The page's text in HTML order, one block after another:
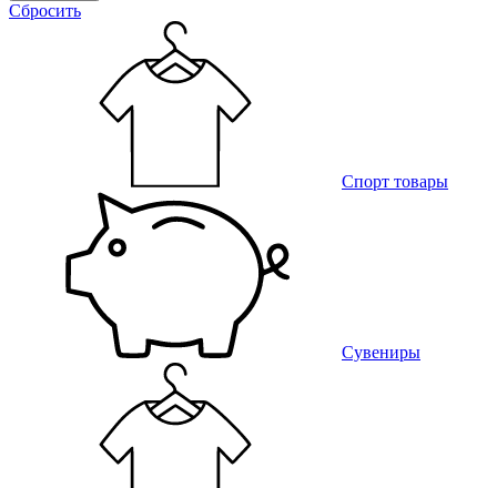
Сбросить
Спорт товары
Сувениры